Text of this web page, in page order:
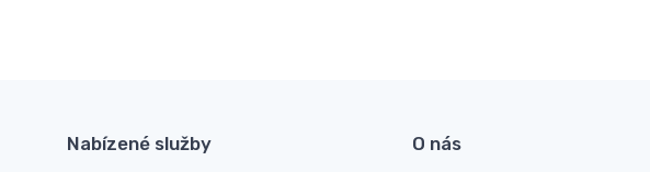
Nabízené služby O nás